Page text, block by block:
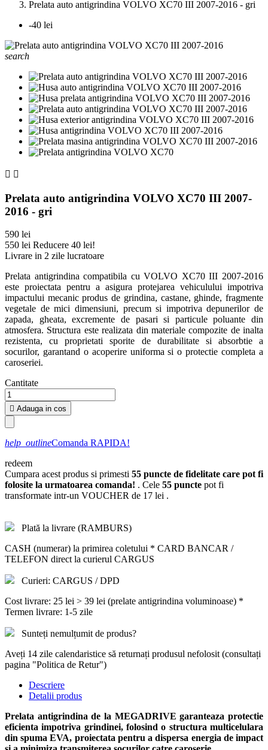
Prelata auto antigrindina VOLVO XC70 III 2007-2016 - gri
-40 lei
search
 
Prelata auto antigrindina VOLVO XC70 III 2007-
2016 - gri
590 lei
550 lei Reducere 40 lei!
Livrare in 2 zile lucratoare
Prelata antigrindina compatibila cu VOLVO XC70 III 2007-2016
este proiectata pentru a asigura protejarea vehiculului impotriva
impactului mecanic produs de grindina, castane, ghinde, fragmente
vegetale de mici dimensiuni, precum si impotriva depunerilor de
zapada, gheata, excremente de pasari si particule poluante din
atmosfera. Structura este realizata din materiale compozite de inalta
rezistenta, cu proprietati sporite de durabilitate si absorbtie a
socurilor, garantand o acoperire uniforma si o protectie completa a
caroseriei.
Cantitate
 Adauga in cos
help_outlineComanda RAPIDA!
redeem
Cumpara acest produs si primesti 55 puncte de fidelitate care pot fi
folosite la urmatoarea comanda! . Cele 55 puncte pot fi
transformate intr-un VOUCHER de 17 lei .
Plată la livrare (RAMBURS)
CASH (numerar) la primirea coletului * CARD BANCAR /
TELEFON direct la curierul CARGUS
Curieri: CARGUS / DPD
Cost livrare: 25 lei > 39 lei (prelate antigrindina voluminoase) *
Termen livrare: 1-5 zile
Sunteți nemulțumit de produs?
Aveți 14 zile calendaristice să returnați produsul nefolosit (consultați
pagina "Politica de Retur")
Descriere
Detalii produs
Prelata antigrindina de la MEGADRIVE garanteaza protectie
eficienta impotriva grindinei, folosind o structura multicelulara
din spuma EVA, proiectata pentru a dispersa energia de impact